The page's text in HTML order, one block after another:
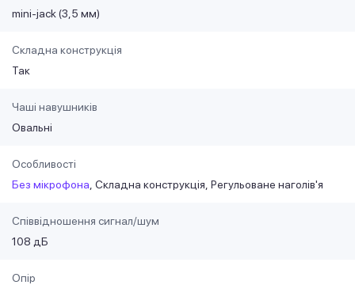
mini-jack (3,5 мм)
Складна конструкція
Так
Чаші навушників
Овальні
Особливості
Без мікрофона Складна конструкція Регульоване наголів'я
Співвідношення сигнал/шум
108 дБ
Опір